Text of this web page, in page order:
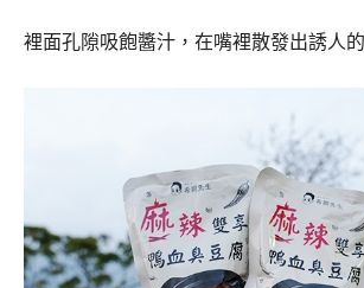
裡面孔隙吸飽醬汁，在嘴裡散發出誘人